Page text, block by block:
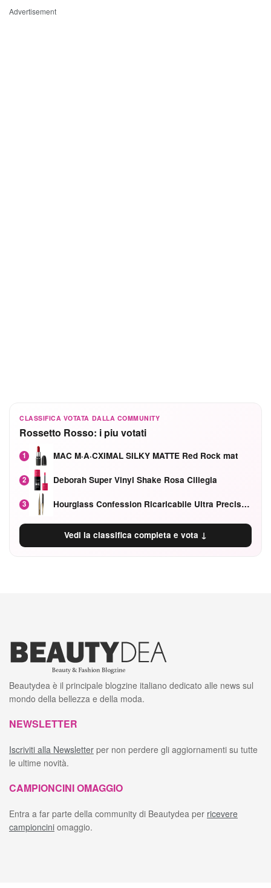
Advertisement
CLASSIFICA VOTATA DALLA COMMUNITY
Rossetto Rosso: i piu votati
1 MAC M·A·CXIMAL SILKY MATTE Red Rock mat
2 Deborah Super Vinyl Shake Rosa Ciliegia
3 Hourglass Confession Ricaricabile Ultra Preciso Ad Alta Intensità Secretly Classic Red
Vedi la classifica completa e vota ↓
Beautydea è il principale blogzine italiano dedicato alle news sul
mondo della bellezza e della moda.
NEWSLETTER
Iscriviti alla Newsletter per non perdere gli aggiornamenti su tutte
le ultime novità.
CAMPIONCINI OMAGGIO
Entra a far parte della community di Beautydea per ricevere
campioncini omaggio.